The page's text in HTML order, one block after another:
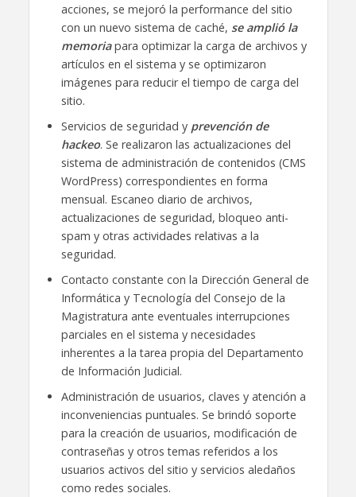
acciones, se mejoró la performance del sitio
con un nuevo sistema de caché, se amplió la
memoriapara optimizar la carga de archivos y
artículos en el sistema y se optimizaron
imágenes para reducir el tiempo de carga del
sitio.
Servicios de seguridad y prevención de
hackeo. Se realizaron las actualizaciones del
sistema de administración de contenidos (CMS
WordPress) correspondientes en forma
mensual. Escaneo diario de archivos,
actualizaciones de seguridad, bloqueo anti-
spam y otras actividades relativas a la
seguridad.
Contacto constante con la Dirección General de
Informática y Tecnología del Consejo de la
Magistratura ante eventuales interrupciones
parciales en el sistema y necesidades
inherentes a la tarea propia del Departamento
de Información Judicial.
Administración de usuarios, claves y atención a
inconveniencias puntuales. Se brindó soporte
para la creación de usuarios, modificación de
contraseñas y otros temas referidos a los
usuarios activos del sitio y servicios aledaños
como redes sociales.